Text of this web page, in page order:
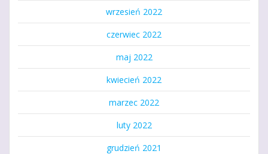
wrzesień 2022
czerwiec 2022
maj 2022
kwiecień 2022
marzec 2022
luty 2022
grudzień 2021